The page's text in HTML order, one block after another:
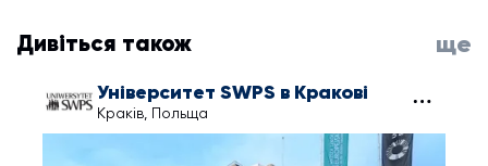
Дивіться також ще
Університет SWPS в Кракові
Краків, Польща